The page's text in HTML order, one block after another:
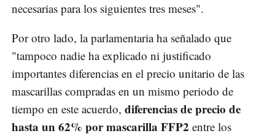
necesarias para los siguientes tres meses".
Por otro lado, la parlamentaria ha señalado que
"tampoco nadie ha explicado ni justificado
importantes diferencias en el precio unitario de las
mascarillas compradas en un mismo periodo de
tiempo en este acuerdo, diferencias de precio de
hasta un 62% por mascarilla FFP2 entre los